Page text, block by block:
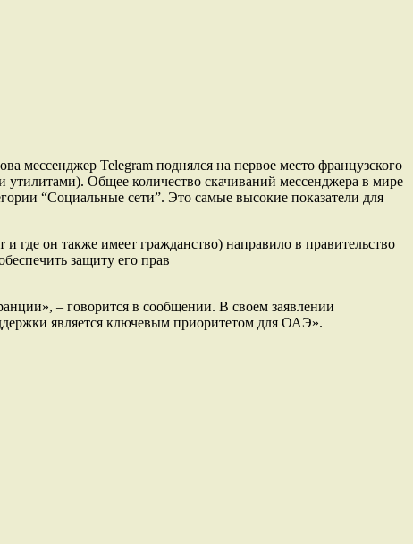
мессенджер Telegram поднялся на первое место французского
Общее количество скачиваний мессенджера в мире
“Социальные сети”. Это самые высокие показатели для
где он также имеет гражданство) направило в правительство
защиту его прав
– говорится в сообщении. В своем заявлении
является ключевым приоритетом для ОАЭ».